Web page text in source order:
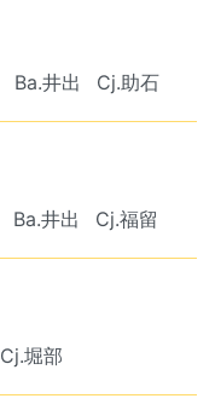
Ba.井出 Cj.助石
Ba.井出 Cj.福留
Cj.堀部